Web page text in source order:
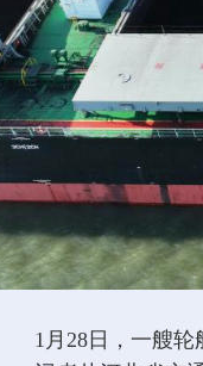
1月28日，一艘轮